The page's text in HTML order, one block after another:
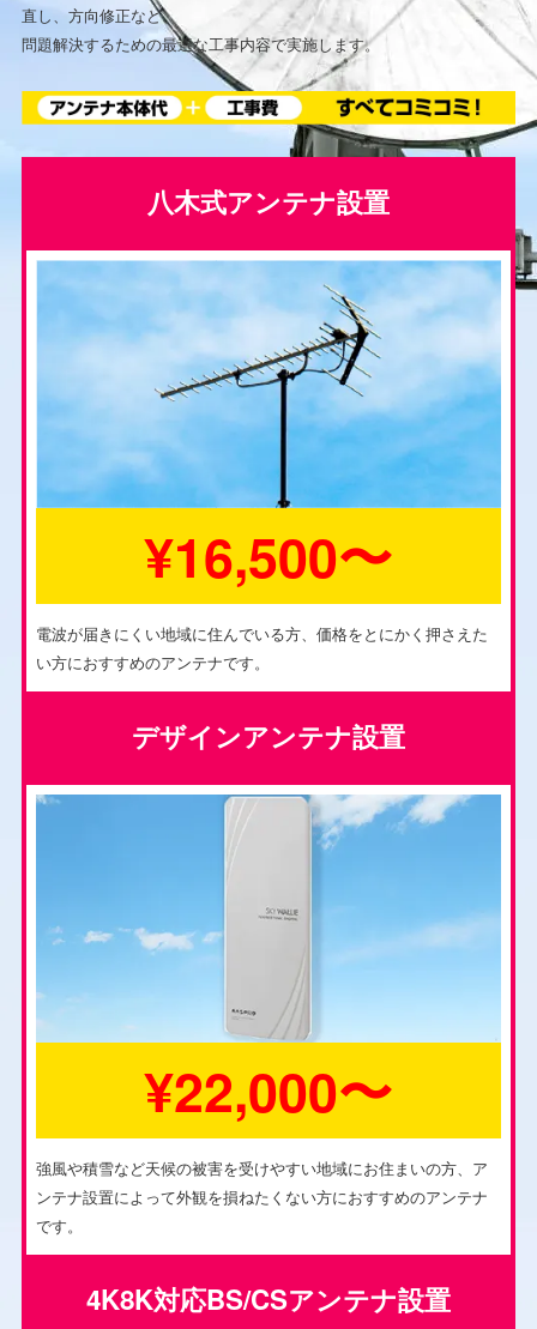
直し、方向修正など、
問題解決するための最適な工事内容で実施します。
八木式アンテナ設置
¥16,500〜
電波が届きにくい地域に住んでいる方、価格をとにかく押さえた
い方におすすめのアンテナです。
デザインアンテナ設置
¥22,000〜
強風や積雪など天候の被害を受けやすい地域にお住まいの方、ア
ンテナ設置によって外観を損ねたくない方におすすめのアンテナ
です。
4K8K対応BS/CSアンテナ設置